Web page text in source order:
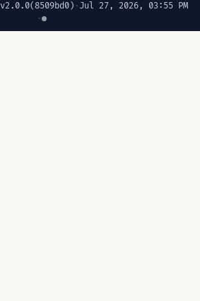
v2.0.0(8509bd0) · Jul 27, 2026, 03:55 PM
·